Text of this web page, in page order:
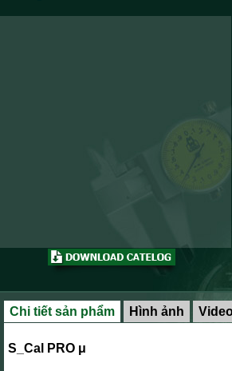
Chi tiết sản phẩm Hình ảnh
S_Cal PRO μ